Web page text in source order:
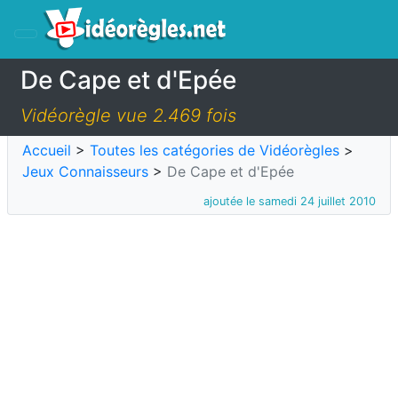
De Cape et d'Epée
Vidéorègle vue 2.469 fois
Accueil > Toutes les catégories de Vidéorègles >
Jeux Connaisseurs > De Cape et d'Epée
ajoutée le samedi 24 juillet 2010